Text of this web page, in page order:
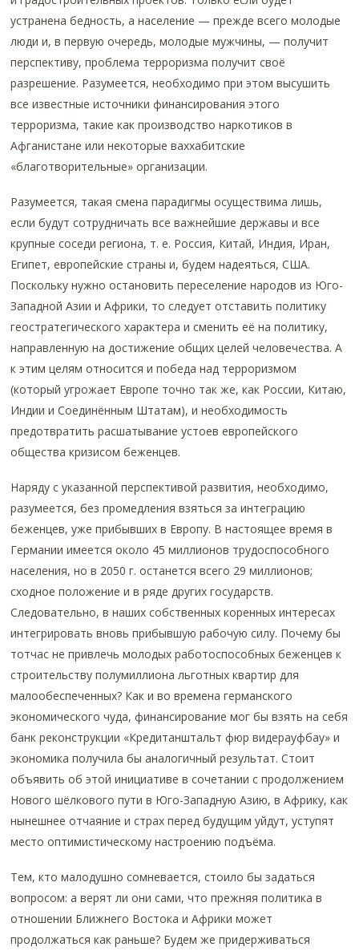
устранена бедность, а население — прежде всего молодые
люди и, в первую очередь, молодые мужчины, — получит
перспективу, проблема терроризма получит своё
разрешение. Разумеется, необходимо при этом высушить
все известные источники финансирования этого
терроризма, такие как производство наркотиков в
Афганистане или некоторые ваххабитские
«благотворительные» организации.
Разумеется, такая смена парадигмы осуществима лишь,
если будут сотрудничать все важнейшие державы и все
крупные соседи региона, т. е. Россия, Китай, Индия, Иран,
Египет, европейские страны и, будем надеяться, США.
Поскольку нужно остановить переселение народов из Юго-
Западной Азии и Африки, то следует отставить политику
геостратегического характера и сменить её на политику,
направленную на достижение общих целей человечества. А
к этим целям относится и победа над терроризмом
(который угрожает Европе точно так же, как России, Китаю,
Индии и Соединённым Штатам), и необходимость
предотвратить расшатывание устоев европейского
общества кризисом беженцев.
Наряду с указанной перспективой развития, необходимо,
разумеется, без промедления взяться за интеграцию
беженцев, уже прибывших в Европу. В настоящее время в
Германии имеется около 45 миллионов трудоспособного
населения, но в 2050 г. останется всего 29 миллионов;
сходное положение и в ряде других государств.
Следовательно, в наших собственных коренных интересах
интегрировать вновь прибывшую рабочую силу. Почему бы
тотчас не привлечь молодых работоспособных беженцев к
строительству полумиллиона льготных квартир для
малообеспеченных? Как и во времена германского
экономического чуда, финансирование мог бы взять на себя
банк реконструкции «Кредитанштальт фюр видерауфбау» и
экономика получила бы аналогичный результат. Стоит
объявить об этой инициативе в сочетании с продолжением
Нового шёлкового пути в Юго-Западную Азию, в Африку, как
нынешнее отчаяние и страх перед будущим уйдут, уступят
место оптимистическому настроению подъёма.
Тем, кто малодушно сомневается, стоило бы задаться
вопросом: а верят ли они сами, что прежняя политика в
отношении Ближнего Востока и Африки может
продолжаться как раньше? Будем же придерживаться